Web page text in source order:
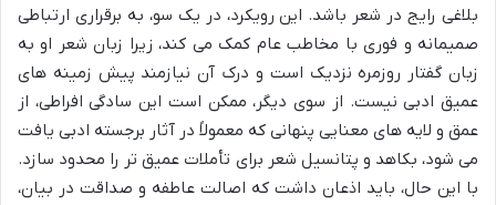
بلاغی رایج در شعر باشد. این رویکرد، در یک سو، به برقراری ارتباطی
صمیمانه و فوری با مخاطب عام کمک می کند، زیرا زبان شعر او به
زبان گفتار روزمره نزدیک است و درک آن نیازمند پیش زمینه های
عمیق ادبی نیست. از سوی دیگر، ممکن است این سادگی افراطی، از
عمق و لایه های معنایی پنهانی که معمولاً در آثار برجسته ادبی یافت
می شود، بکاهد و پتانسیل شعر برای تأملات عمیق تر را محدود سازد.
با این حال، باید اذعان داشت که اصالت عاطفه و صداقت در بیان،